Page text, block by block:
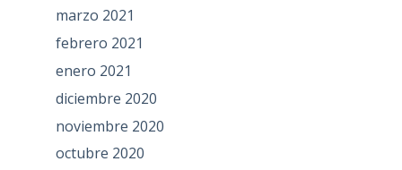
marzo 2021
febrero 2021
enero 2021
diciembre 2020
noviembre 2020
octubre 2020